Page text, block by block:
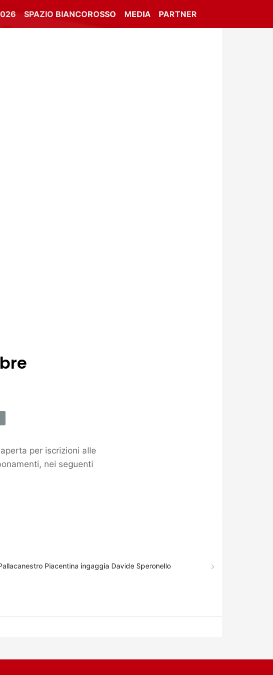
SPAZIO BIANCOROSSO MEDIA PARTNER
per iscrizioni alle
nei seguenti
Piacentina ingaggia Davide Speronello